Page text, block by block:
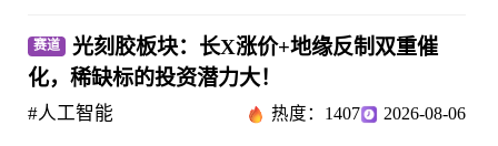
赛道
光刻胶板块：长X涨价+地缘反制双重催
化，稀缺标的投资潜力大！
#人工智能 热度：1407 2026-08-06